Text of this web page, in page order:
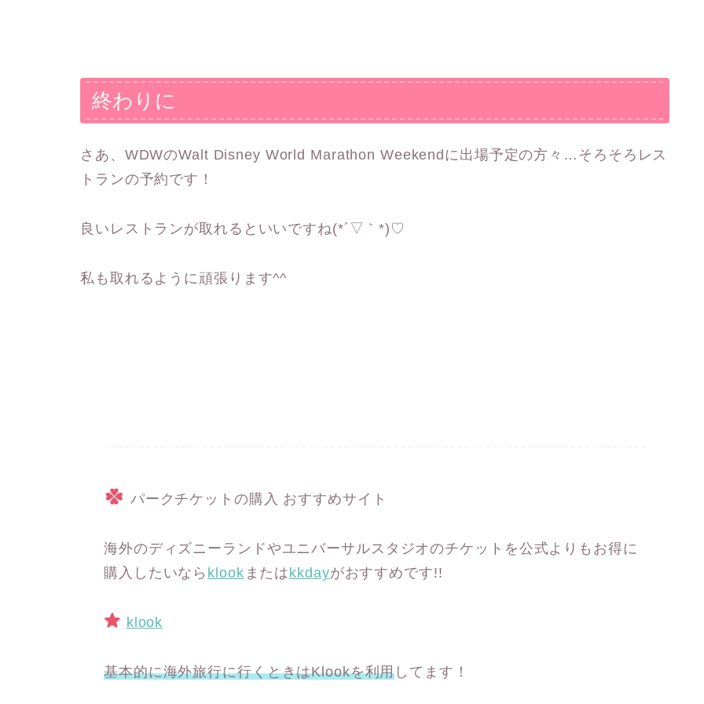
終わりに
さあ、WDWのWalt Disney World Marathon Weekendに出場予定の方々…そろそろレス
トランの予約です！
良いレストランが取れるといいですね(*´▽｀*)♡
私も取れるように頑張ります^^
パークチケットの購入 おすすめサイト
海外のディズニーランドやユニバーサルスタジオのチケットを公式よりもお得に
購入したいなら klook または kkdayがおすすめです!!
klook
基本的に海外旅行に行くときはKlookを利用 してます！